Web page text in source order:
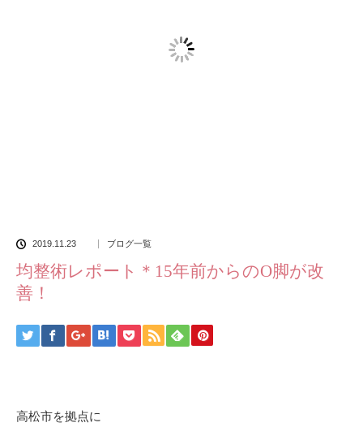
2019.11.23 ブログ一覧
均整術レポート＊15年前からのO脚が改
善！
高松市を拠点に